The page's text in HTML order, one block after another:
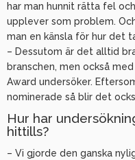
har man hunnit rätta fel
upplever som problem.
man en känsla för hur det
– Dessutom är det alltid
branschen, men också
Award undersöker.
nominerade så blir det
Hur har
hittills?
– Vi gjorde den ganska